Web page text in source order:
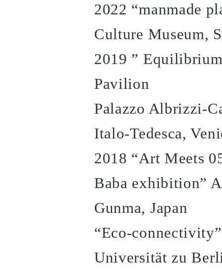
2022 “manmade
Culture Museum,
2019 ”
Pavilion
Palazzo Albrizzi-
Italo-Tedesca,
2018 “Art Meets
Baba exhibition”
Gunma, Japan
“Eco-
Universität zu